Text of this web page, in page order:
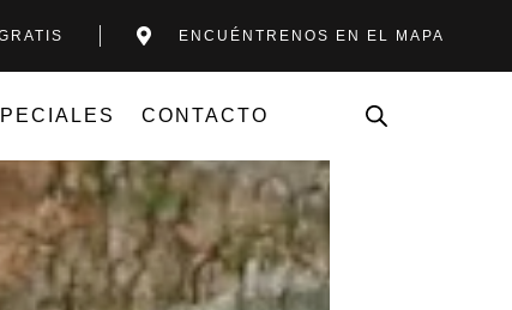
ENCUÉNTRENOS EN EL MAPA
CONTACTO